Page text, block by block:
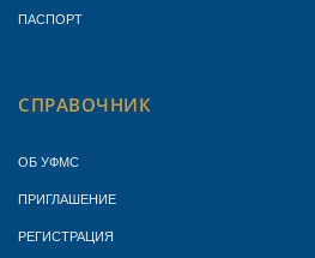
ПАСПОРТ
СПРАВОЧНИК
ОБ УФМС
ПРИГЛАШЕНИЕ
РЕГИСТРАЦИЯ